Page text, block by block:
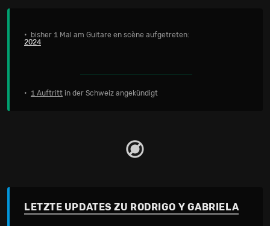
• bisher 1 Mal am Guitare en scène aufgetreten:
2024
• 1 Auftritt in der Schweiz angekündigt
LETZTE UPDATES ZU RODRIGO Y GABRIELA